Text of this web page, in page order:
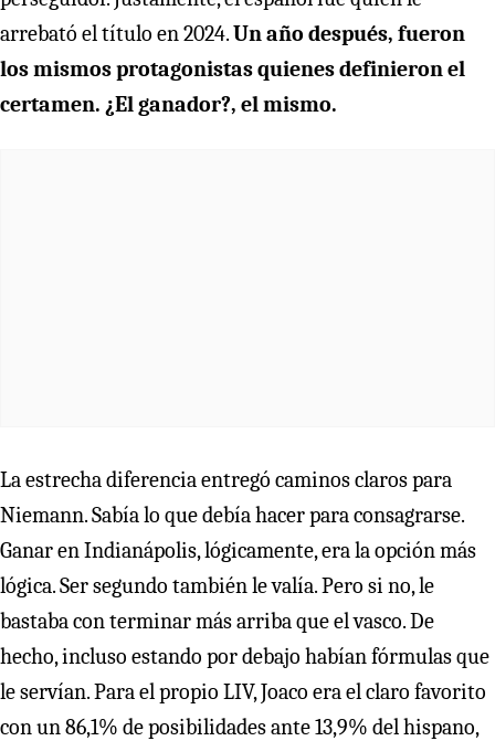
arrebató el título en 2024.Un año después, fueron
los mismos protagonistas quienes definieron el
certamen. ¿El ganador?, el mismo.
La estrecha diferencia entregó caminos claros para
Niemann. Sabía lo que debía hacer para consagrarse.
Ganar en Indianápolis, lógicamente, era la opción más
lógica. Ser segundo también le valía. Pero si no, le
bastaba con terminar más arriba que el vasco. De
hecho, incluso estando por debajo habían fórmulas que
le servían. Para el propio LIV, Joaco era el claro favorito
con un 86,1% de posibilidades ante 13,9% del hispano,